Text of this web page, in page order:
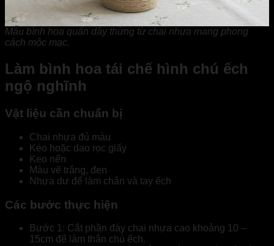
Mẫu bình hoa quấn dây thừng từ chai nhựa mang phong
cách mộc mạc.
Làm bình hoa tái chế hình chú ếch
ngộ nghĩnh
Vật liệu cần chuẩn bị
Chai nhựa đủ màu
Kéo hoặc dao rọc giấy
Keo nến
Màu vẽ trắng, đen
Nhựa dư để làm chân và tay ếch
Các bước thực hiện
Bước 1: Cắt phần đáy chai nhựa cao khoảng 10 –
15cm để làm thân chú ếch.